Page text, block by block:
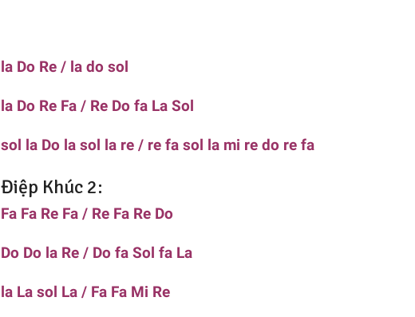
la Do Re / la do sol
la Do Re Fa / Re Do fa La Sol
sol la Do la sol la re / re fa sol la mi re do re fa
Điệp Khúc 2:
Fa Fa Re Fa / Re Fa Re Do
Do Do la Re / Do fa Sol fa La
la La sol La / Fa Fa Mi Re